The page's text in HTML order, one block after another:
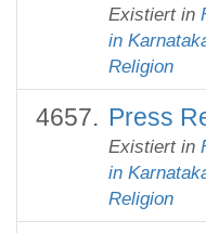
Existiert in
in
Religion
Press
Existiert in
in
Religion